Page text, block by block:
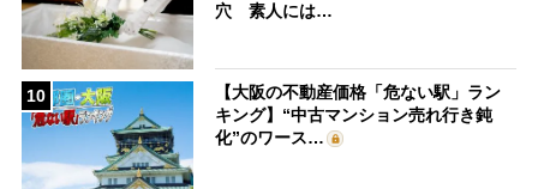
穴 素人には…
10
【大阪の不動産価格「危ない駅」ラン
キング】“中古マンション売れ行き鈍
化”のワース…